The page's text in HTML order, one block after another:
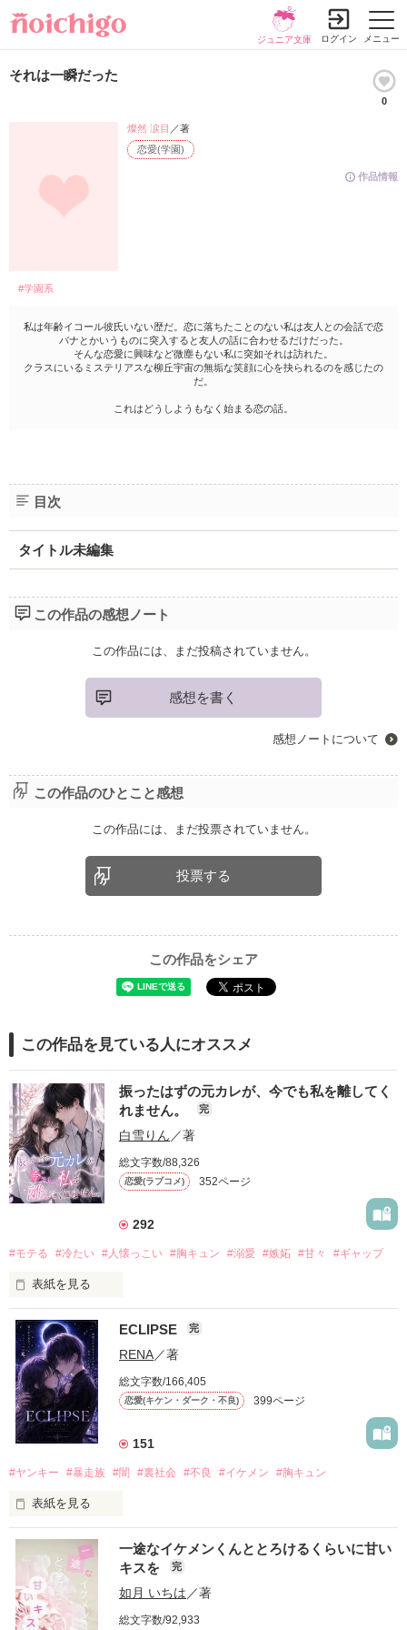
メニュー
ジュニア文庫 ログイン
それは一瞬だった
0
作品情報
恋愛(学園)
燦然 涙目 ／著
#学園系
私は年齢イコール彼氏いない歴だ。恋に落ちたことのない私は友人との会話で恋
バナとかいうものに突入すると友人の話に合わせるだけだった。
そんな恋愛に興味など微塵もない私に突如それは訪れた。
クラスにいるミステリアスな柳丘宇宙の無垢な笑顔に心を抉られるのを感じたの
だ。
これはどうしようもなく始まる恋の話。
目次
タイトル未編集
この作品の感想ノート
この作品には、まだ投稿されていません。
感想を書く
感想ノートについて
この作品のひとこと感想
この作品には、まだ投票されていません。
投票する
この作品をシェア
この作品を見ている人にオススメ
振ったはずの元カレが、今でも私を離してく
れません。
完
白雪りん ／著
総文字数/88,326
恋愛(ラブコメ) 352ページ
292
#モテる #冷たい #人懐っこい #胸キュン #溺愛 #嫉妬 #甘々 #ギャップ
表紙を見る
「好きだったから、別れを選んだ。」
モテる人を好きになるのが怖かった。
だから私は、中学時代に大好きだった彼を自分から振った。
もう会うことはないと思っていたのに、
高校生になって再会した彼は、隣の学校で”王子様”と呼ばれる
他の女の子には冷たいのに
私にだけ昔と変わらない笑顔を向けてくる。
「澪ちゃん。」
それは止まっていた恋が再び動き始める合図──。
ECLIPSE 完
RENA／著
総文字数/166,405
恋愛(キケン・ダーク・不良) 399ページ
151
#ヤンキー #暴走族 #闇 #裏社会 #不良 #イケメン #胸キュン
表紙を見る
表紙画像はAIです
作品を読む
一途なイケメンくんととろけるくらいに甘い
キスを
完
如月 いちは ／著
総文字数/92,933